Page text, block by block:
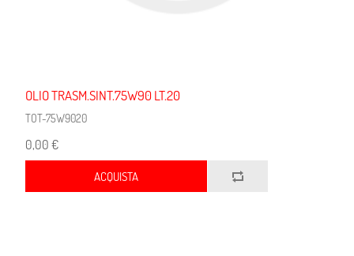
OLIO TRASM.SINT.75W90 LT.20
TOT-75W9020
0,00 €
ACQUISTA